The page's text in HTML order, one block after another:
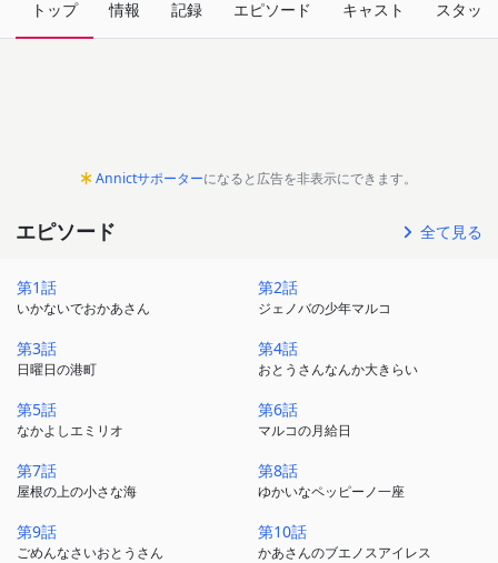
トップ 情報 記録 エピソード キャスト スタッフ
Annictサポーターになると広告を非表示にできます。
エピソード 全て見る
第1話
いかないでおかあさん
第2話
ジェノバの少年マルコ
第3話
日曜日の港町
第4話
おとうさんなんか大きらい
第5話
なかよしエミリオ
第6話
マルコの月給日
第7話
屋根の上の小さな海
第8話
ゆかいなペッピーノ一座
第9話
ごめんなさいおとうさん
第10話
かあさんのブエノスアイレス